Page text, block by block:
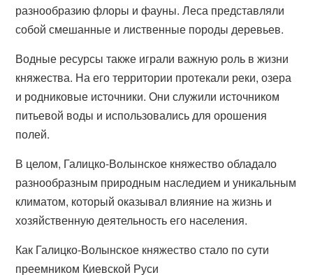
разнообразию флоры и фауны. Леса представляли
собой смешанные и лиственные породы деревьев.
Водные ресурсы также играли важную роль в жизни
княжества. На его территории протекали реки, озера
и родниковые источники. Они служили источником
питьевой воды и использовались для орошения
полей.
В целом, Галицко-Волынское княжество обладало
разнообразным природным наследием и уникальным
климатом, который оказывал влияние на жизнь и
хозяйственную деятельность его населения.
Как Галицко-Волынское княжество стало по сути
преемником Киевской Руси